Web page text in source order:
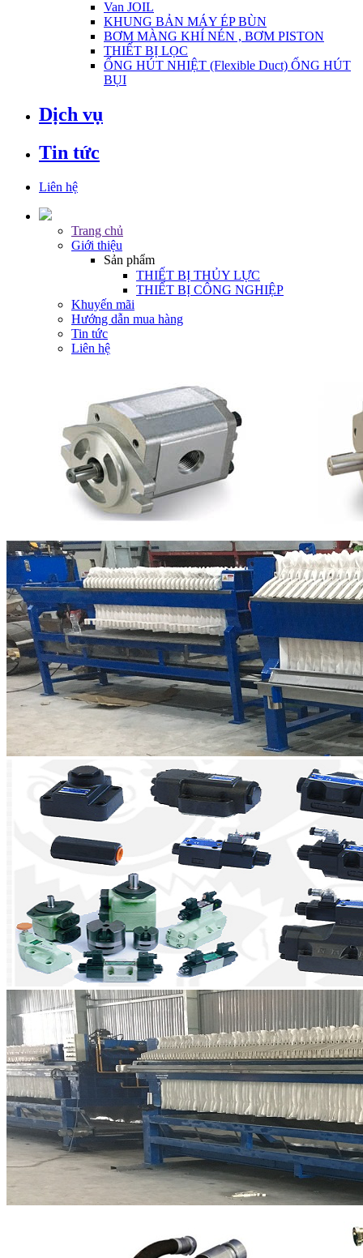
Van JOIL
KHUNG BẢN MÁY ÉP BÙN
BƠM MÀNG KHÍ NÉN , BƠM PISTON
THIẾT BỊ LỌC
ỐNG HÚT NHIỆT (Flexible Duct) ỐNG HÚT
BỤI
Dịch vụ
Tin tức
Liên hệ
Trang chủ
Giới thiệu
Sản phẩm
THIẾT BỊ THỦY LỰC
THIẾT BỊ CÔNG NGHIỆP
Khuyến mãi
Hướng dẫn mua hàng
Tin tức
Liên hệ